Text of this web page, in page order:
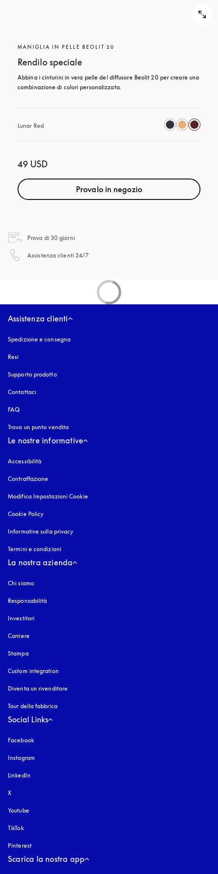
MANIGLIA IN PELLE BEOLIT 20
Rendilo speciale
Abbina i cinturini in vera pelle del diffusore Beolit 20 per creare una
combinazione di colori personalizzata.
Lunar Red
49 USD
Provalo in negozio
Prova di 30 giornisi apre in una nuova finestra
Assistenza clienti 24/7
Assistenza clienti
Spedizione e consegna
Resi
Supporto prodotto
Contattaci
FAQ
Trova un punto vendita
Le nostre informative
Accessibilità
Contraffazione
Modifica Impostazioni Cookie
Cookie Policy
Informative sulla privacy
Termini e condizioni
La nostra azienda
Chi siamo
Responsabilità
Investitori
Carriere
Stampa
Custom integration
Diventa un rivenditore
Tour della fabbrica
Social Links
Facebook
Instagram
LinkedIn
X
Youtube
TikTok
Pinterest
Scarica la nostra app